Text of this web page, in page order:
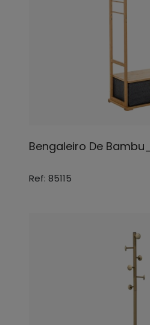
Bengaleiro De
Ref: 85115